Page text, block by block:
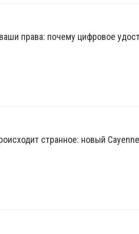
права: почему цифровое
странное: новый